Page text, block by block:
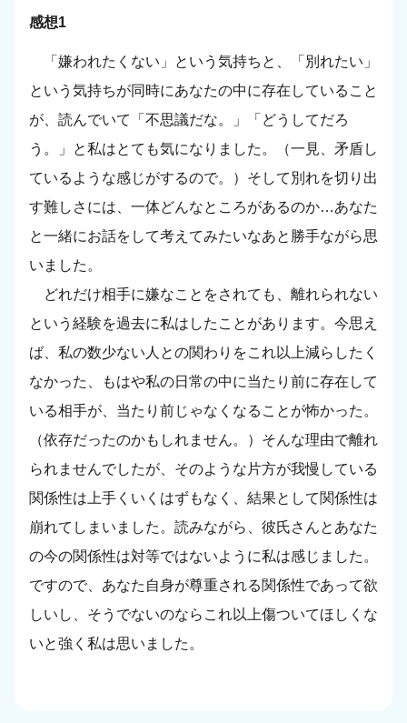
感想1
「嫌われたくない」という気持ちと、「別れたい」
という気持ちが同時にあなたの中に存在していること
が、読んでいて「不思議だな。」「どうしてだろ
う。」と私はとても気になりました。（一見、矛盾し
ているような感じがするので。）そして別れを切り出
す難しさには、一体どんなところがあるのか…あなた
と一緒にお話をして考えてみたいなあと勝手ながら思
いました。
どれだけ相手に嫌なことをされても、離れられない
という経験を過去に私はしたことがあります。今思え
ば、私の数少ない人との関わりをこれ以上減らしたく
なかった、もはや私の日常の中に当たり前に存在して
いる相手が、当たり前じゃなくなることが怖かった。
（依存だったのかもしれません。）そんな理由で離れ
られませんでしたが、そのような片方が我慢している
関係性は上手くいくはずもなく、結果として関係性は
崩れてしまいました。読みながら、彼氏さんとあなた
の今の関係性は対等ではないように私は感じました。
ですので、あなた自身が尊重される関係性であって欲
しいし、そうでないのならこれ以上傷ついてほしくな
いと強く私は思いました。